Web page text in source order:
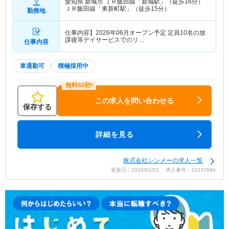
勤務地
愛知県 新城市
ＪＲ飯田線「新城駅」（徒歩16分）
ＪＲ飯田線「東新町駅」（徒歩15分）
仕事内容
仕事内容】2026年06月オープン予定 定員10名の放
課後等デイサービスでのリ…
車通勤可 積極採用中
保存する
この求人を問い合わせる
詳細を見る
株式会社シンメーの求人一覧
更新日：2026/01/21 求人番号：10237886